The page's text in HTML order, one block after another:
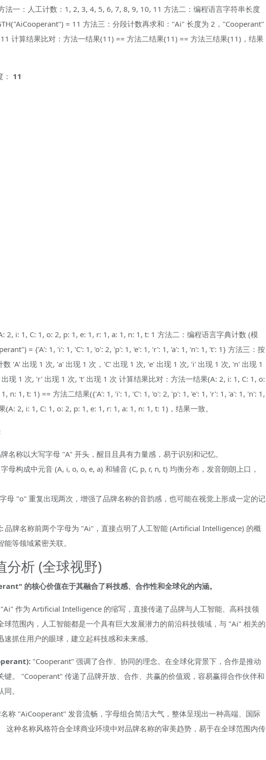
法一：人工计数：1, 2, 3, 4, 5, 6, 7, 8, 9, 10, 11 方法二：编程语言字符串长度
= 11 方法三：分段计数再求和："Ai" 长度为 2，"Cooperant"
计算结果比对：方法一结果(11) == 方法二结果(11) == 方法三结果(11)，结果
11
2, i: 1, C: 1, o: 2, p: 1, e: 1, r: 1, a: 1, n: 1, t: 1 方法二：编程语言字典计数 (模
= {'A': 1, 'i': 1, 'C': 1, 'o': 2, 'p': 1, 'e': 1, 'r': 1, 'a': 1, 'n': 1, 't': 1} 方法三：按
'A' 出现 1 次, 'a' 出现 1 次，'C' 出现 1 次, 'e' 出现 1 次, 'i' 出现 1 次, 'n' 出现 1
现 1 次, 'r' 出现 1 次, 't' 出现 1 次 计算结果比对：方法一结果(A: 2, i: 1, C: 1, o:
n: 1, t: 1) == 方法二结果({'A': 1, 'i': 1, 'C': 1, 'o': 2, 'p': 1, 'e': 1, 'r': 1, 'a': 1, 'n': 1,
(A: 2, i: 1, C: 1, o: 2, p: 1, e: 1, r: 1, a: 1, n: 1, t: 1)，结果一致。
名称以大写字母 "A" 开头，醒目且具有力量感，易于识别和记忆。
字母构成中元音 (A, i, o, o, e, a) 和辅音 (C, p, r, n, t) 均衡分布，发音朗朗上口，
字母 "o" 重复出现两次，增强了品牌名称的音韵感，也可能在视觉上形成一定的记
品牌名称前两个字母为 "Ai"，直接点明了人工智能 (Artificial Intelligence) 的概
等领域紧密关联。
分析 (全球视野)
的核心价值在于其融合了科技感、合作性和全球化的内涵。
"Ai" 作为 Artificial Intelligence 的缩写，直接传递了品牌与人工智能、高科技领
球范围内，人工智能都是一个具有巨大发展潜力的前沿科技领域，与 "Ai" 相关的
速抓住用户的眼球，建立起科技感和未来感。
"Cooperant" 强调了合作、协同的理念。在全球化背景下，合作是推动
键。 "Cooperant" 传递了品牌开放、合作、共赢的价值观，容易赢得合作伙伴和
。
称 "AiCooperant" 发音流畅，字母组合简洁大气，整体呈现出一种高端、国际
这种名称风格符合全球商业环境中对品牌名称的审美趋势，易于在全球范围内传